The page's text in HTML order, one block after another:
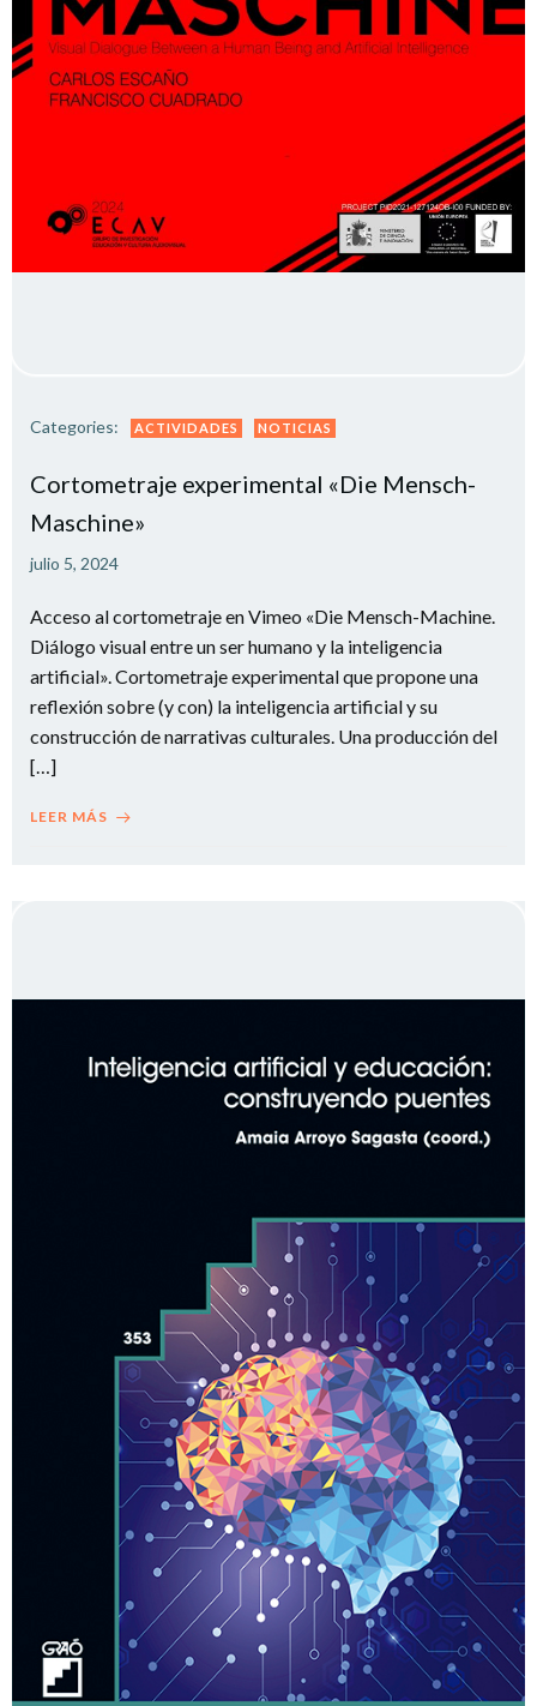
Categories: ACTIVIDADES NOTICIAS
Cortometraje experimental «Die Mensch-
Maschine»
julio 5, 2024
Acceso al cortometraje en Vimeo «Die Mensch-Machine.
Diálogo visual entre un ser humano y la inteligencia
artificial». Cortometraje experimental que propone una
reflexión sobre (y con) la inteligencia artificial y su
construcción de narrativas culturales. Una producción del
[…]
LEER MÁS